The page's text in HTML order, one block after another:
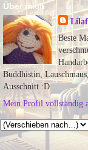
Über mich
Beste
Buddhistin,
Ausschnitt :D
Mein Profil vollständig